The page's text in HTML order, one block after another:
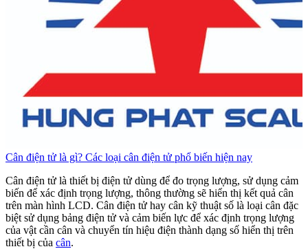
Cân điện tử là gì? Các loại cân điện tử phổ biến hiện nay
Cân điện tử là thiết bị điện tử dùng để đo trọng lượng, sử dụng cảm
biến để xác định trọng lượng, thông thường sẽ hiển thị kết quả cân
trên màn hình LCD. Cân điện tử hay cân kỹ thuật số là loại cân đặc
biệt sử dụng bảng điện tử và cảm biến lực để xác định trọng lượng
của vật cần cân và chuyển tín hiệu điện thành dạng số hiển thị trên
thiết bị của cân.